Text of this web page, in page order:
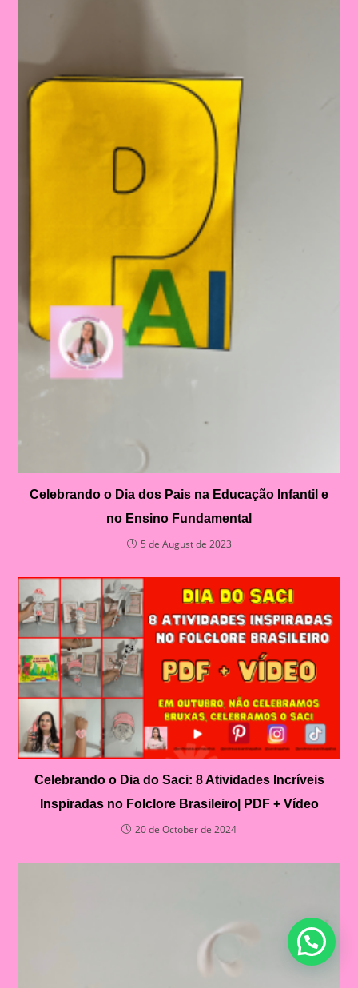
Celebrando o Dia dos Pais na Educação Infantil e
no Ensino Fundamental
5 de August de 2023
Celebrando o Dia do Saci: 8 Atividades Incríveis
Inspiradas no Folclore Brasileiro| PDF + Vídeo
20 de October de 2024